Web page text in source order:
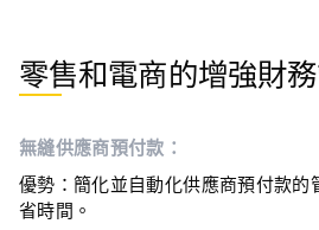
零售和電商的增強財
無縫供應商預付款：
優勢 ：簡化並自動化供應商預付款
省時間。